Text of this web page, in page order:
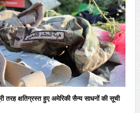
तरह क्षतिग्रस्त हुए अमेरिकी सैन्य साधनों की सूची